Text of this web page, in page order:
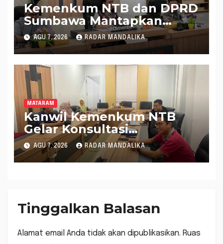
Kemenkum NTB dan DPRD
Sumbawa Mantapkan
Rencana Pembentukan 8
Raperda Inisiatif
AGU 7, 2026 RADAR MANDALIKA
MATARAM
Kanwil Kemenkum NTB
Gelar Konsultasi
Penghitungan Kebutuhan
Formasi JF Perancang
Peraturan Perundang-
AGU 7, 2026 RADAR MANDALIKA
Tinggalkan Balasan
Alamat email Anda tidak akan dipublikasikan. Ruas